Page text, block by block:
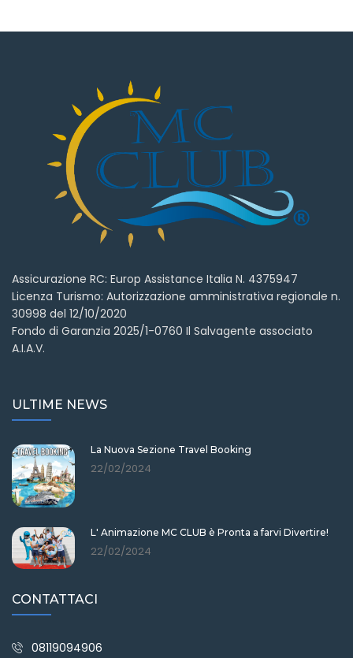
Assicurazione RC: Europ Assistance Italia N. 4375947
Licenza Turismo: Autorizzazione amministrativa regionale n.
30998 del 12/10/2020
Fondo di Garanzia 2025/1-0760 Il Salvagente associato
A.I.A.V.
ULTIME NEWS
La Nuova Sezione Travel Booking
22/02/2024
L' Animazione MC CLUB è Pronta a farvi Divertire!
22/02/2024
CONTATTACI
08119094906